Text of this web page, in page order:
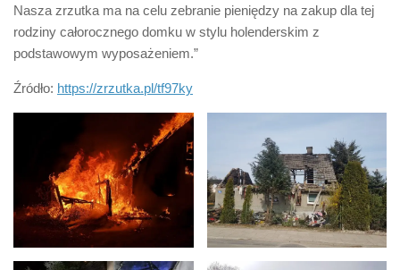
Nasza zrzutka ma na celu zebranie pieniędzy na zakup dla tej
rodziny całorocznego domku w stylu holenderskim z
podstawowym wyposażeniem.”
Źródło: https://zrzutka.pl/tf97ky